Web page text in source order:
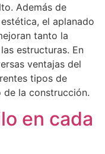
Además de
el aplanado
tanto la
estructuras. En
ventajas del
tipos de
de la construcción.
en cada